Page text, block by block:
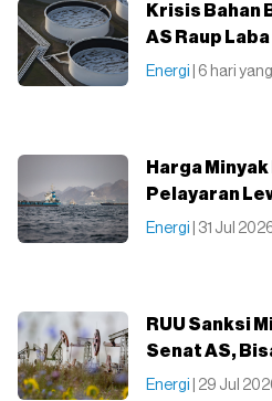
Krisis Bahan
AS Raup
Energi | 6 hari
Harga
Pelayaran
Energi | 31 Jul
RUU Sanksi
Senat AS,
Energi | 29 Jul